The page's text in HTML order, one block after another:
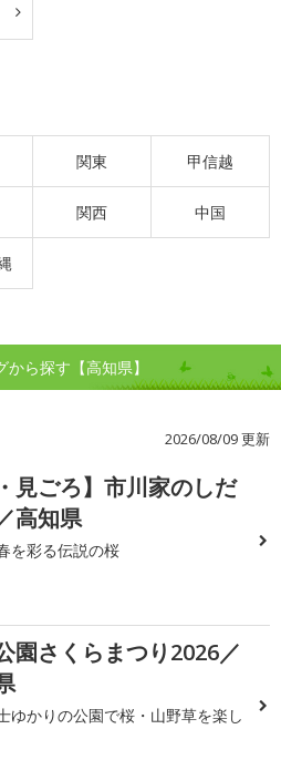
関東 甲信越
関西 中国
ら探す【高知県】
2026/08/09 更新
・見ごろ】市川家のしだ
高知県
を彩る伝説の桜
園さくらまつり2026／
ゆかりの公園で桜・山野草を楽し